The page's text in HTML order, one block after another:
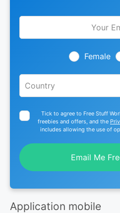
Leave
Female
Tick to agree to Free Stuff
freebies and offers, and the
includes allowing the use of
Email Me
Application mobile